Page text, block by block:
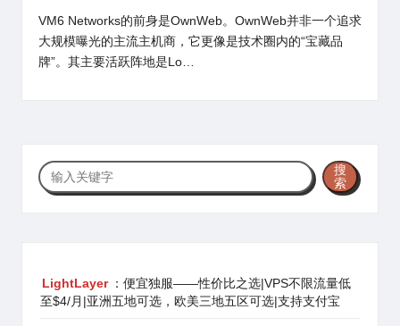
VM6 Networks的前身是OwnWeb。OwnWeb并非一个追求
大规模曝光的主流主机商，它更像是技术圈内的“宝藏品
牌”。其主要活跃阵地是Lo…
搜
索
搜
索
LightLayer ：便宜独服——性价比之选|VPS不限流量低
至$4/月|亚洲五地可选，欧美三地五区可选|支持支付宝